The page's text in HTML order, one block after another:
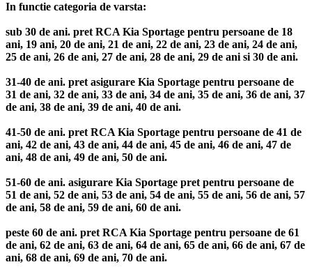
In functie categoria de varsta:
sub 30 de ani. pret RCA Kia Sportage pentru persoane de 18
ani, 19 ani, 20 de ani, 21 de ani, 22 de ani, 23 de ani, 24 de ani,
25 de ani, 26 de ani, 27 de ani, 28 de ani, 29 de ani si 30 de ani.
31-40 de ani. pret asigurare Kia Sportage pentru persoane de
31 de ani, 32 de ani, 33 de ani, 34 de ani, 35 de ani, 36 de ani, 37
de ani, 38 de ani, 39 de ani, 40 de ani.
41-50 de ani. pret RCA Kia Sportage pentru persoane de 41 de
ani, 42 de ani, 43 de ani, 44 de ani, 45 de ani, 46 de ani, 47 de
ani, 48 de ani, 49 de ani, 50 de ani.
51-60 de ani. asigurare Kia Sportage pret pentru persoane de
51 de ani, 52 de ani, 53 de ani, 54 de ani, 55 de ani, 56 de ani, 57
de ani, 58 de ani, 59 de ani, 60 de ani.
peste 60 de ani. pret RCA Kia Sportage pentru persoane de 61
de ani, 62 de ani, 63 de ani, 64 de ani, 65 de ani, 66 de ani, 67 de
ani, 68 de ani, 69 de ani, 70 de ani.